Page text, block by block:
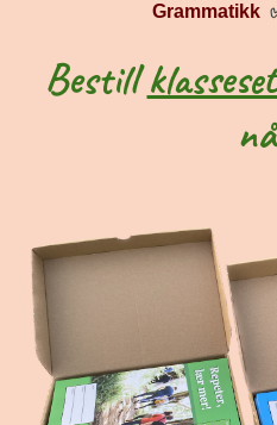
Grammatikk
Bestill